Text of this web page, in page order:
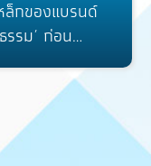
ล็กของแบรนด์
รรม’ ก่อน